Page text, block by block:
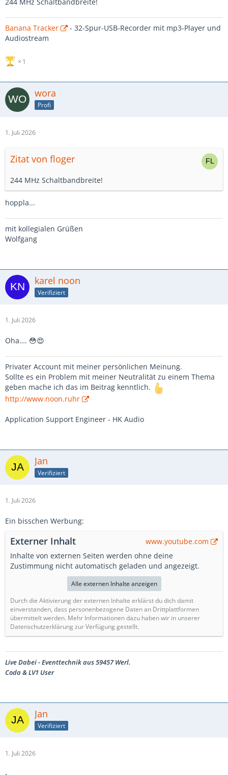
Banana Tracker
- 32-Spur-USB-Recorder mit mp3-Player und
Audiostream
1
wora
Profi
1. Juli 2026
Zitat von floger
244 MHz Schaltbandbreite!
hoppla...
mit kollegialen Grüßen
Wolfgang
karel noon
Verifiziert
1. Juli 2026
Oha…. 😳😍
Privater Account mit meiner persönlichen Meinung.
Sollte es ein Problem mit meiner Neutralität zu einem Thema
geben mache ich das im Beitrag kenntlich.
http://www.noon.ruhr
Application Support Engineer - HK Audio
Jan
Verifiziert
1. Juli 2026
Ein bisschen Werbung:
Externer Inhalt
www.youtube.com
Inhalte von externen Seiten werden ohne deine
Zustimmung nicht automatisch geladen und angezeigt.
Alle externen Inhalte anzeigen
Durch die Aktivierung der externen Inhalte erklärst du dich damit
einverstanden, dass personenbezogene Daten an Drittplattformen
übermittelt werden. Mehr Informationen dazu haben wir in unserer
Datenschutzerklärung zur Verfügung gestellt.
Live Dabei - Eventtechnik aus 59457 Werl.
Coda & LV1 User
Jan
Verifiziert
1. Juli 2026